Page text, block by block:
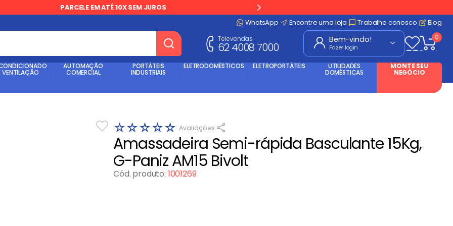
PARCELE EM ATÉ 10X SEM JUROS
WhatsApp
Encontre uma loja Trabalhe conosco Blog
Televendas
62 4008 7000 Fazer login
0
VENTILAÇÃO
AUTOMAÇÃO
COMERCIAL
PORTÁTEIS
INDUSTRIAIS
ELETRODOMÉSTICOS ELETROPORTÁTEIS UTILIDADES
DOMÉSTICAS
MONTE SEU
NEGÓCIO
☆☆☆☆☆
Amassadeira Semi-rápida Basculante 15Kg,
G-Paniz AM15 Bivolt
Cód. produto: 1001269